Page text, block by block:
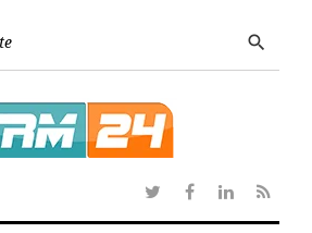
search
TwitterFacebook
Linkedin
RSS